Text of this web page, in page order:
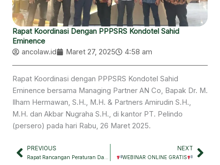
Rapat Koordinasi Dengan PPPSRS Kondotel Sahid
Eminence
ancolaw.id
Maret 27, 2025 4:58 am
Rapat Koordinasi dengan PPPSRS Kondotel Sahid
Eminence bersama Managing Partner AN Co, Bapak Dr. M.
Ilham Hermawan, S.H., M.H. & Partners Amirudin S.H.,
M.H. dan Akbar Nugraha S.H., di kantor PT. Pelindo
(persero) pada hari Rabu, 26 Maret 2025.
Prev
PREVIOUS NEXT
WEBINAR ONLINE GRATIS